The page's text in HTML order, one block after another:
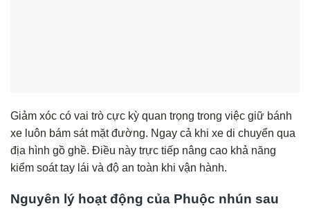
Giảm xóc có vai trò cực kỳ quan trọng trong việc giữ bánh
xe luôn bám sát mặt đường. Ngay cả khi xe di chuyển qua
địa hình gồ ghề. Điều này trực tiếp nâng cao khả năng
kiểm soát tay lái và độ an toàn khi vận hành.
Nguyên lý hoạt động của Phuộc nhún sau